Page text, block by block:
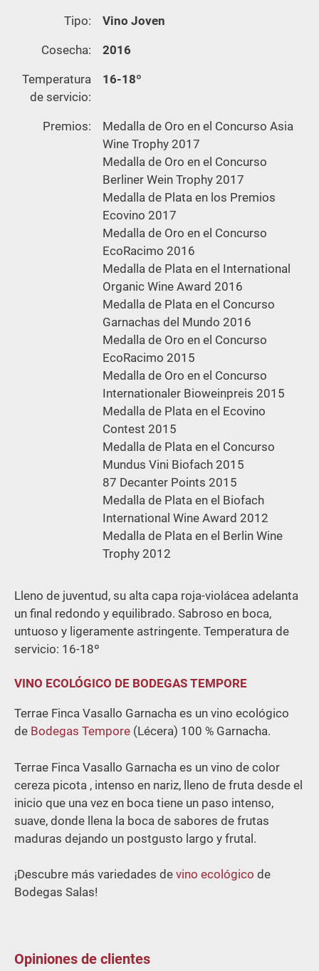
Tipo: Vino Joven
Cosecha: 2016
Temperatura
de servicio:
16-18º
Premios:
Medalla de Oro en el Concurso Asia
Wine Trophy 2017
Medalla de Oro en el Concurso
Berliner Wein Trophy 2017
Medalla de Plata en los Premios
Ecovino 2017
Medalla de Oro en el Concurso
EcoRacimo 2016
Medalla de Plata en el International
Organic Wine Award 2016
Medalla de Plata en el Concurso
Garnachas del Mundo 2016
Medalla de Oro en el Concurso
EcoRacimo 2015
Medalla de Oro en el Concurso
Internationaler Bioweinpreis 2015
Medalla de Plata en el Ecovino
Contest 2015
Medalla de Plata en el Concurso
Mundus Vini Biofach 2015
87 Decanter Points 2015
Medalla de Plata en el Biofach
International Wine Award 2012
Medalla de Plata en el Berlin Wine
Trophy 2012
Lleno de juventud, su alta capa roja-violácea adelanta
un final redondo y equilibrado. Sabroso en boca,
untuoso y ligeramente astringente. Temperatura de
servicio: 16-18º
VINO ECOLÓGICO DE BODEGAS TEMPORE
Terrae Finca Vasallo Garnacha es un vino ecológico
de Bodegas Tempore (Lécera) 100 % Garnacha.
Terrae Finca Vasallo Garnacha es un vino de color
cereza picota , intenso en nariz, lleno de fruta desde el
inicio que una vez en boca tiene un paso intenso,
suave, donde llena la boca de sabores de frutas
maduras dejando un postgusto largo y frutal.
¡Descubre más variedades de vino ecológico de
Bodegas Salas!
Opiniones de clientes